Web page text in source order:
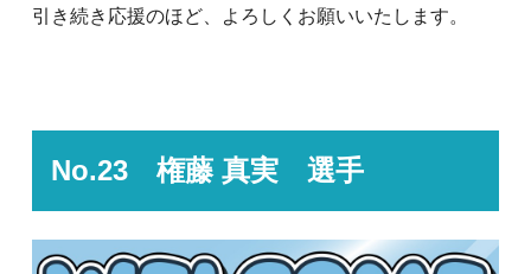
引き続き応援のほど、よろしくお願いいたします。
No.23 権藤 真実 選手